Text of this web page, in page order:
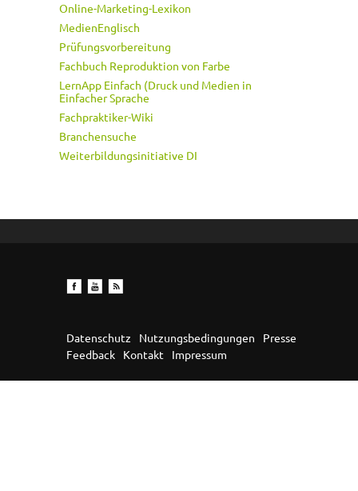
Online-Marketing-Lexikon
MedienEnglisch
Prüfungsvorbereitung
Fachbuch Reproduktion von Farbe
LernApp Einfach (Druck und Medien in
Einfacher Sprache
Fachpraktiker-Wiki
Branchensuche
Weiterbildungsinitiative DI
Datenschutz Nutzungsbedingungen
Presse
Feedback
Kontakt Impressum